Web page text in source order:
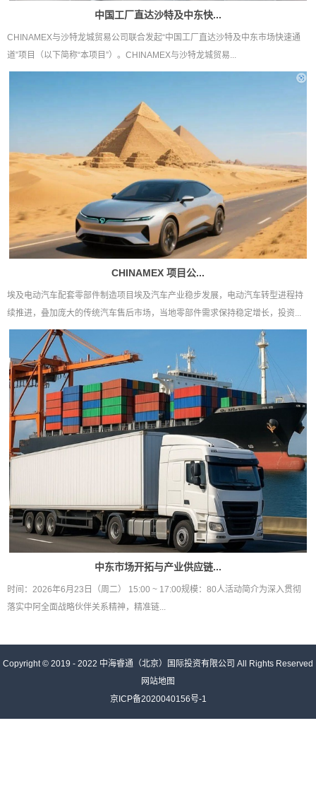
中国工厂直达沙特及中东快...
CHINAMEX与沙特龙城贸易公司联合发起“中国工厂直达沙特及中东市场快速通
道”项目（以下简称“本项目”）。CHINAMEX与沙特龙城贸易...
CHINAMEX 项目公...
埃及电动汽车配套零部件制造项目埃及汽车产业稳步发展，电动汽车转型进程持
续推进，叠加庞大的传统汽车售后市场，当地零部件需求保持稳定增长，投资...
中东市场开拓与产业供应链...
时间：2026年6月23日（周二） 15:00 ~ 17:00规模：80人活动简介为深入贯彻
落实中阿全面战略伙伴关系精神，精准链...
Copyright © 2019 - 2022 中海睿通（北京）国际投资有限公司 All Rights Reserved
网站地图
京ICP备2020040156号-1